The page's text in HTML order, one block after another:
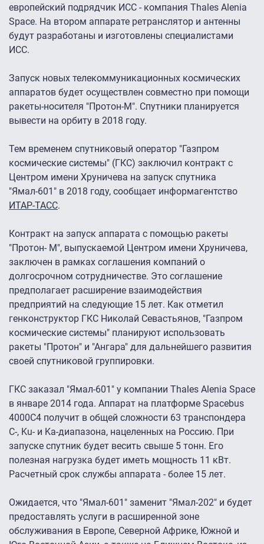
европейский подрядчик ИСС - компания Thales Alenia
Space. На втором аппарате ретранслятор и антенны
будут разработаны и изготовлены специалистами
ИСС.
Запуск новых телекоммуникационных космических
аппаратов будет осуществлен совместно при помощи
ракеты-носителя "Протон-М". Спутники планируется
вывести на орбиту в 2018 году.
Тем временем спутниковый оператор "Газпром
космические системы" (ГКС) заключил контракт с
Центром имени Хруничева на запуск спутника
"Ямал-601" в 2018 году, сообщает информагентство
ИТАР-ТАСС.
Контракт на запуск аппарата с помощью ракеты
"Протон- М", выпускаемой Центром имени Хруничева,
заключен в рамках соглашения компаний о
долгосрочном сотрудничестве. Это соглашение
предполагает расширение взаимодействия
предприятий на следующие 15 лет. Как отметил
генконструктор ГКС Николай Севастьянов, "Газпром
космические системы" планируют использовать
ракеты "Протон" и "Ангара" для дальнейшего развития
своей спутниковой группировки.
ГКС заказал "Ямал-601" у компании Thales Alenia Space
в январе 2014 года. Аппарат на платформе Spacebus
4000C4 получит в общей сложности 63 транспондера
C-, Ku- и Ka-диапазона, нацеленных на Россию. При
запуске спутник будет весить свыше 5 тонн. Его
полезная нагрузка будет иметь мощность 11 кВт.
Расчетный срок службы аппарата - более 15 лет.
Ожидается, что "Ямал-601" заменит "Ямал-202" и будет
предоставлять услуги в расширенной зоне
обслуживания в Европе, Северной Африке, Южной и